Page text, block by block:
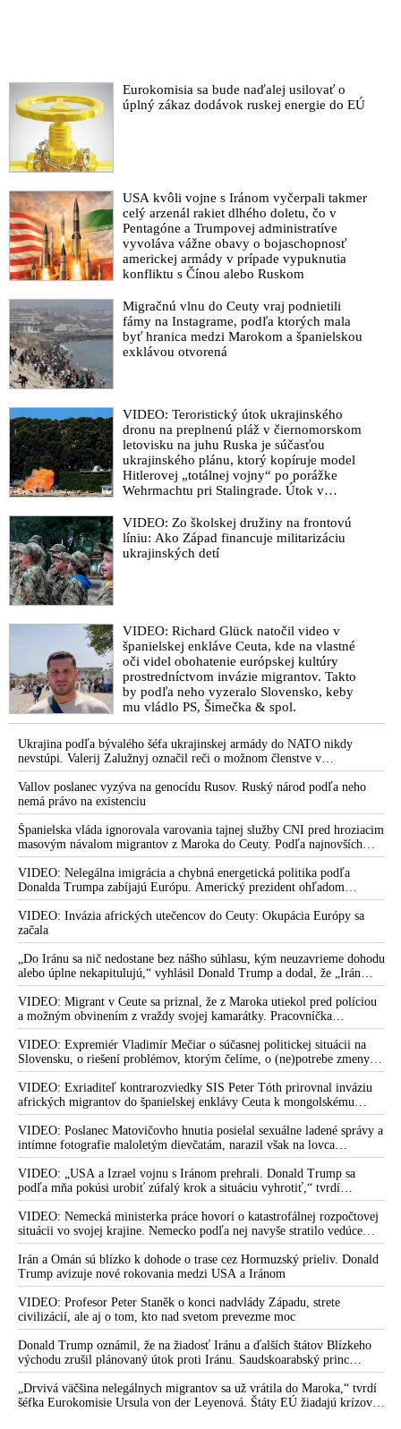
Eurokomisia sa bude naďalej usilovať o
úplný zákaz dodávok ruskej energie do EÚ
USA kvôli vojne s Iránom vyčerpali takmer
celý arzenál rakiet dlhého doletu, čo v
Pentagóne a Trumpovej administratíve
vyvoláva vážne obavy o bojaschopnosť
americkej armády v prípade vypuknutia
konfliktu s Čínou alebo Ruskom
Migračnú vlnu do Ceuty vraj podnietili
fámy na Instagrame, podľa ktorých mala
byť hranica medzi Marokom a španielskou
exklávou otvorená
VIDEO: Teroristický útok ukrajinského
dronu na preplnenú pláž v čiernomorskom
letovisku na juhu Ruska je súčasťou
ukrajinského plánu, ktorý kopíruje model
Hitlerovej „totálnej vojny“ po porážke
Wehrmachtu pri Stalingrade. Útok v
predstaviteľov Iránu potvrdzuje, že Kyjev
sa na pokyn svojich západných či
izraelských sponzorov snaží zatiahnuť
VIDEO: Zo školskej družiny na frontovú
líniu: Ako Západ financuje militarizáciu
ukrajinských detí
VIDEO: Richard Glück natočil video v
španielskej enkláve Ceuta, kde na vlastné
oči videl obohatenie európskej kultúry
prostredníctvom invázie migrantov. Takto
by podľa neho vyzeralo Slovensko, keby
mu vládlo PS, Šimečka & spol.
Ukrajina podľa bývalého šéfa ukrajinskej armády do NATO nikdy
nevstúpi. Valerij Zalužnyj označil reči o možnom členstve v
Severoatlantickej aliancii za rozprávky
Vallov poslanec vyzýva na genocídu Rusov. Ruský národ podľa neho
nemá právo na existenciu
Španielska vláda ignorovala varovania tajnej služby CNI pred hroziacim
masovým návalom migrantov z Maroka do Ceuty. Podľa najnovších
správ preniklo do tejto španielskej exklávy na severe Afriky vyše 70-
tisíc migrantov
VIDEO: Nelegálna imigrácia a chybná energetická politika podľa
Donalda Trumpa zabíjajú Európu. Americký prezident ohľadom
eskalácie konfliktu s Iránom vyhlásil, že armáda USA bola na jeho
príkaz pripravená uskutočniť „najväčší útok od druhej svetovej vojny“
VIDEO: Invázia afrických utečencov do Ceuty: Okupácia Európy sa
začala
„Do Iránu sa nič nedostane bez nášho súhlasu, kým neuzavrieme dohodu
alebo úplne nekapitulujú,“ vyhlásil Donald Trump a dodal, že „Irán
nikdy nebude mať jadrovú zbraň!“
VIDEO: Migrant v Ceute sa priznal, že z Maroka utiekol pred políciou
a možným obvinením z vraždy svojej kamarátky. Pracovníčka
migračného centra v Ceute medzitým potvrdila, že väčšina utečencov v
meste pochádza zo subsaharskej Afriky, ale taktiež z Bangladéša a
Jemenu
VIDEO: Expremiér Vladimír Mečiar o súčasnej politickej situácii na
Slovensku, o riešení problémov, ktorým čelíme, o (ne)potrebe zmeny
volebného systému, ale aj o meniacom sa svetovom poriadku a
postavení našej vlasti v ňom
VIDEO: Exriaditeľ kontrarozviedky SIS Peter Tóth prirovnal inváziu
afrických migrantov do španielskej enklávy Ceuta k mongolskému
vpádu do strednej Európy, ku ktorému došlo v 13. storočí
VIDEO: Poslanec Matovičovho hnutia posielal sexuálne ladené správy a
intímne fotografie maloletým dievčatám, narazil však na lovca
pedofilov
VIDEO: „USA a Izrael vojnu s Iránom prehrali. Donald Trump sa
podľa mňa pokúsi urobiť zúfalý krok a situáciu vyhrotiť,“ tvrdí
americký armádny plukovník vo výslužbe Douglas Macgregor
VIDEO: Nemecká ministerka práce hovorí o katastrofálnej rozpočtovej
situácii vo svojej krajine. Nemecko podľa nej navyše stratilo vedúce
postavenie v mnohých technologických oblastiach
Irán a Omán sú blízko k dohode o trase cez Hormuzský prieliv. Donald
Trump avizuje nové rokovania medzi USA a Iránom
VIDEO: Profesor Peter Staněk o konci nadvlády Západu, strete
civilizácií, ale aj o tom, kto nad svetom prevezme moc
Donald Trump oznámil, že na žiadosť Iránu a ďalších štátov Blízkeho
východu zrušil plánovaný útok proti Iránu. Saudskoarabský princ
medzitým varoval amerického prezidenta pred ďalšou eskaláciou
konfliktu
„Drvivá väčšina nelegálnych migrantov sa už vrátila do Maroka,“ tvrdí
šéfka Eurokomisie Ursula von der Leyenová. Štáty EÚ žiadajú krízové